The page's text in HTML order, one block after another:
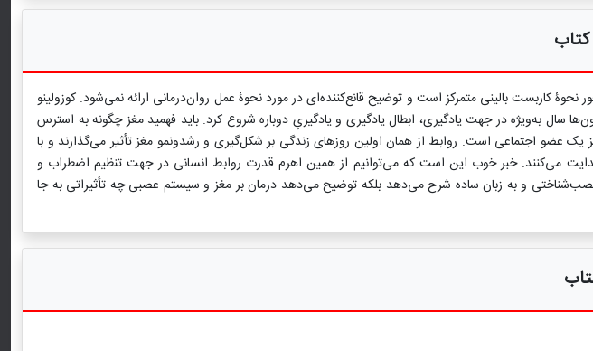
کتاب
کاربست بالینی متمرکز است و توضیح قانع‌کننده‌ای در مورد نحوۀ عمل روان‌درمانی ارائه نمی‌شود. کوزولینو
سال به‌ویژه در جهت یادگیری، ابطال یادگیری و یادگیریِ دوباره شروع کرد. باید فهمید مغز چگونه به استرس
عضو اجتماعی است. روابط از همان اولین روزهای زندگی بر شکل‌گیری و رشدونمو مغز تأثیر می‌گذارند و با
می‌کنند. خبر خوب این است که می‌توانیم از همین اهرم قدرت روابط انسانی در جهت تنظیم اضطراب و
عصب‌شناختی و به زبان ساده شرح می‌دهد بلکه توضیح می‌دهد درمان بر مغز و سیستم عصبی چه تأثیراتی به جا